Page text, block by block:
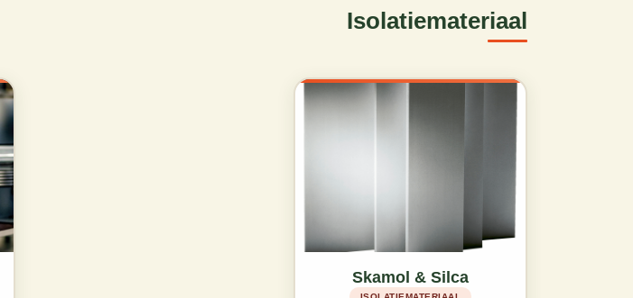
Isolatiemateriaal
Skamol & Silca